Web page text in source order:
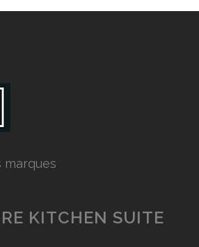
marques
KITCHEN SUITE